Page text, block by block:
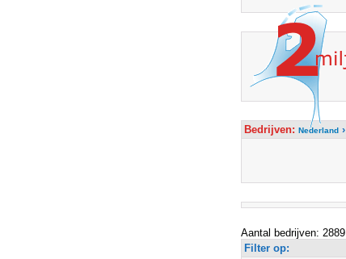
Bedrijven: Nederland›
Aantal bedrijven: 2889
Filter op: